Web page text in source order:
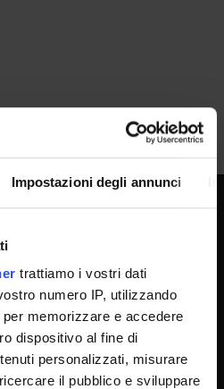
Impostazioni degli annunci
trattiamo i vostri dati
numero IP, utilizzando
memorizzare e accedere
dispositivo al fine di
personalizzati, misurare
il pubblico e sviluppare